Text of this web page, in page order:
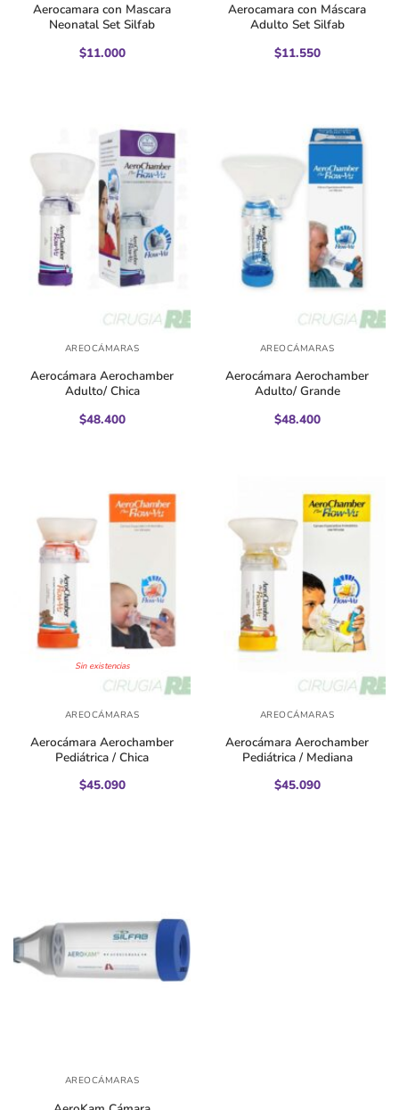
Aerocamara con Mascara
Neonatal Set Silfab
$11.000
Aerocamara con Máscara
Adulto Set Silfab
$11.550
AREOCÁMARAS
Aerocámara Aerochamber
Adulto/ Chica
$48.400
AREOCÁMARAS
Aerocámara Aerochamber
Adulto/ Grande
$48.400
Sin existencias
AREOCÁMARAS
Aerocámara Aerochamber
Pediátrica / Chica
$45.090
AREOCÁMARAS
Aerocámara Aerochamber
Pediátrica / Mediana
$45.090
AREOCÁMARAS